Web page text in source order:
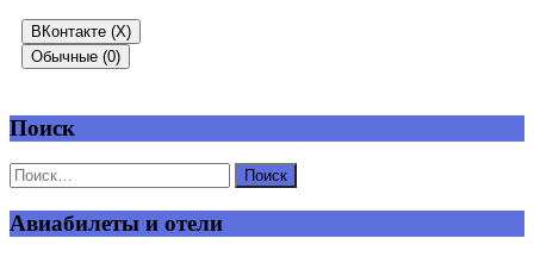
ВКонтакте (X)
Обычные (0)
Добавить комментарий
Ваш адрес email не будет опубликован.
Поиск
Авиабилеты и отели